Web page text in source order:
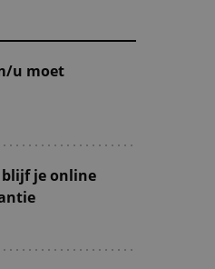
u moet
blijf je online